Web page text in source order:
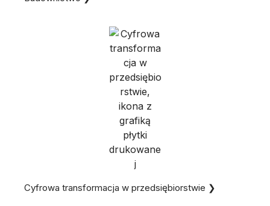
Cyfrowa transformacja w przedsiębiorstwie ❯